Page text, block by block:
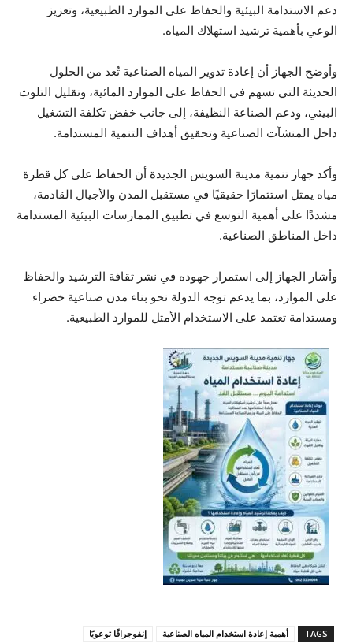
دعم الاستدامة البيئية والحفاظ على الموارد الطبيعية، وتعزيز
الوعي بأهمية ترشيد استهلاك المياه.
وأوضح الجهاز أن إعادة تدوير المياه الصناعية تُعد من الحلول
الحديثة التي تسهم في الحفاظ على الموارد المائية، وتقليل التلوث
البيئي، ودعم الصناعة النظيفة، إلى جانب خفض تكلفة التشغيل
داخل المنشآت الصناعية وتحقيق أهداف التنمية المستدامة.
وأكد جهاز تنمية مدينة السويس الجديدة أن الحفاظ على كل قطرة
مياه يمثل استثمارًا حقيقيًا في مستقبل المدن والأجيال القادمة،
مشددًا على أهمية التوسع في تطبيق الممارسات البيئية المستدامة
داخل المناطق الصناعية.
وأشار الجهاز إلى استمرار جهوده في نشر ثقافة الترشيد والحفاظ
على الموارد، بما يدعم توجه الدولة نحو بناء مدن صناعية خضراء
ومستدامة تعتمد على الاستخدام الأمثل للموارد الطبيعية.
TAGS أهمية إعادة استخدام المياه الصناعية
إنفوجرافًا توعويًا